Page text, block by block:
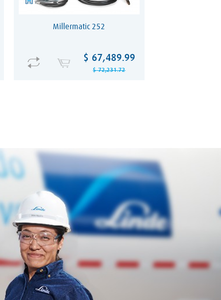
Millermatic 252
$ 67,489.99
Precio
base$ 72,231.72
Precio